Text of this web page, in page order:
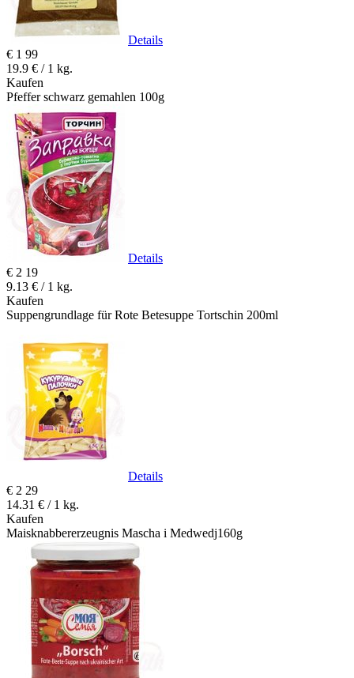
Details
€ 1 99
19.9 € / 1 kg.
Kaufen
Pfeffer schwarz gemahlen 100g
Details
€ 2 19
9.13 € / 1 kg.
Kaufen
Suppengrundlage für Rote Betesuppe Tortschin 200ml
Details
€ 2 29
14.31 € / 1 kg.
Kaufen
Maisknabbererzeugnis Mascha i Medwedj160g